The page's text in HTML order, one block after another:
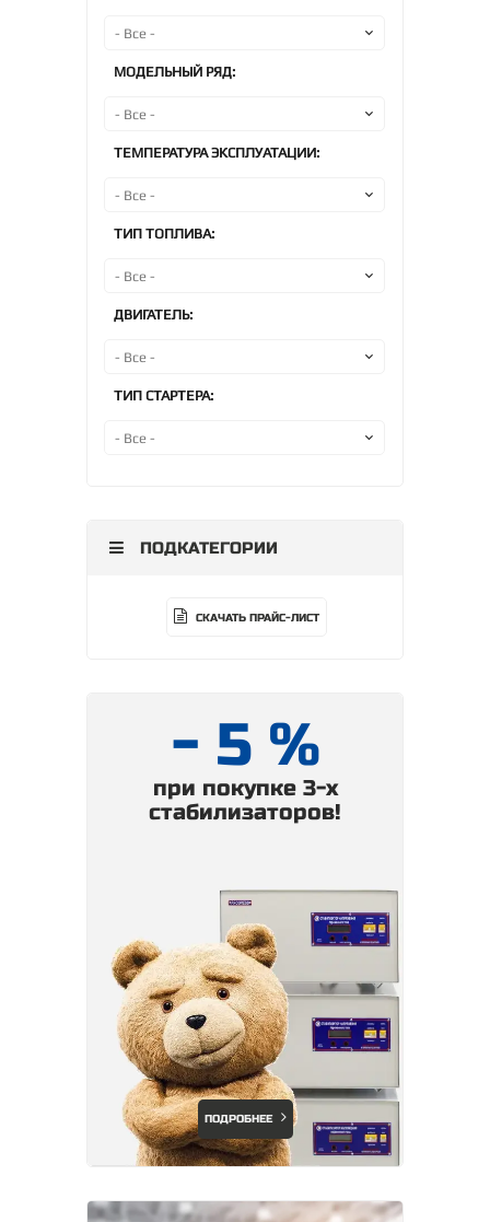
МОДЕЛЬНЫЙ РЯД:
ТЕМПЕРАТУРА ЭКСПЛУАТАЦИИ:
ТИП ТОПЛИВА:
ДВИГАТЕЛЬ:
ТИП СТАРТЕРА:
ПОДКАТЕГОРИИ
СКАЧАТЬ ПРАЙС-ЛИСТ
- 5 %
при покупке 3-х
стабилизаторов!
ПОДРОБНЕЕ